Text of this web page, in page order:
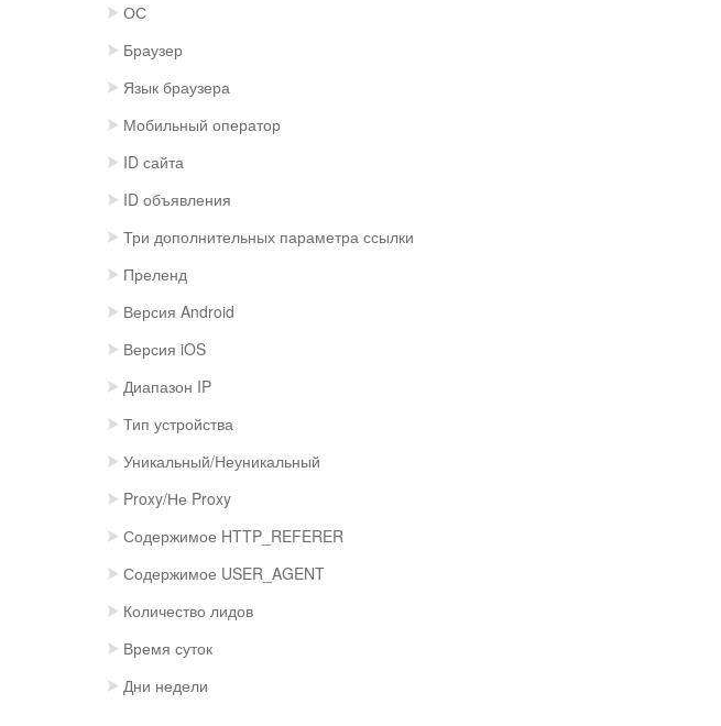
ОС
Браузер
Язык браузера
Мобильный оператор
ID сайта
ID объявления
Три дополнительных параметра ссылки
Преленд
Версия Android
Версия iOS
Диапазон IP
Тип устройства
Уникальный/Неуникальный
Proxy/Не Proxy
Содержимое HTTP_REFERER
Содержимое USER_AGENT
Количество лидов
Время суток
Дни недели